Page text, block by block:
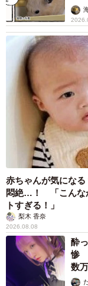
赤ちゃんが気にな
悶絶…！ 「こんな
トすぎる！」
梨木 香奈
2026.08.08
酔
惨
数